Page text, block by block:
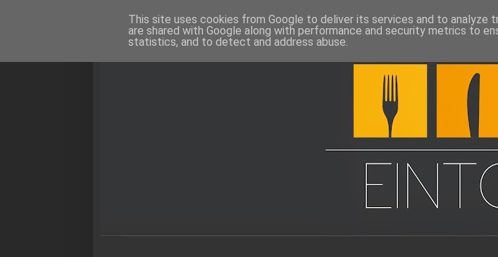
This site uses cookies from Google to deliver its services and to analyze
are shared with Google along with performance and security metrics to
statistics, and to detect and address abuse.